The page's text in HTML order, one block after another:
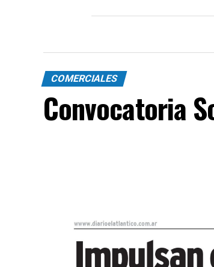
COMERCIALES
Convocatoria